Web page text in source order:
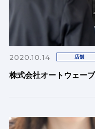
2020.10.14 店舗
株式会社オートウェー